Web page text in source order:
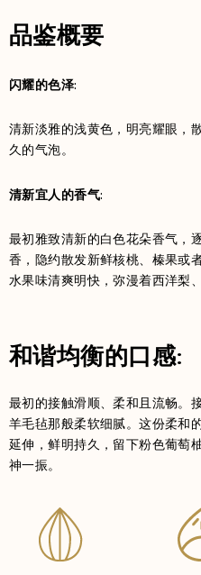
品鉴概要
闪耀的色泽:
清新淡雅的浅黄色，明亮耀眼，
久的气泡。
清新宜人的香气:
最初雅致清新的白色花朵香气，
香，隐约散发新鲜核桃、榛果或
水果味清爽明快，弥漫着西洋梨
和谐均衡的口感:
最初的接触滑顺、柔和且流畅。
羊毛毡那般柔软细腻。这份柔和
延伸，鲜明持久，留下粉色葡萄
神一振。